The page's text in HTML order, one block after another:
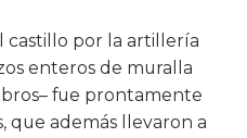
castillo por la artillería
enteros de muralla
fue prontamente
que además llevaron a